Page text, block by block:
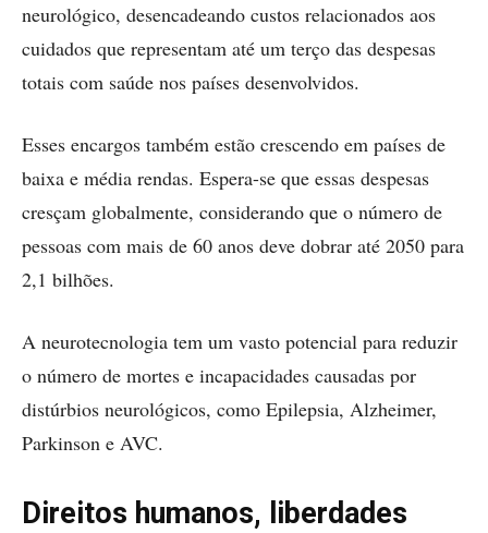
neurológico, desencadeando custos relacionados aos
cuidados que representam até um terço das despesas
totais com saúde nos países desenvolvidos.
Esses encargos também estão crescendo em países de
baixa e média rendas. Espera-se que essas despesas
cresçam globalmente, considerando que o número de
pessoas com mais de 60 anos deve dobrar até 2050 para
2,1 bilhões.
A neurotecnologia tem um vasto potencial para reduzir
o número de mortes e incapacidades causadas por
distúrbios neurológicos, como Epilepsia, Alzheimer,
Parkinson e AVC.
Direitos humanos, liberdades